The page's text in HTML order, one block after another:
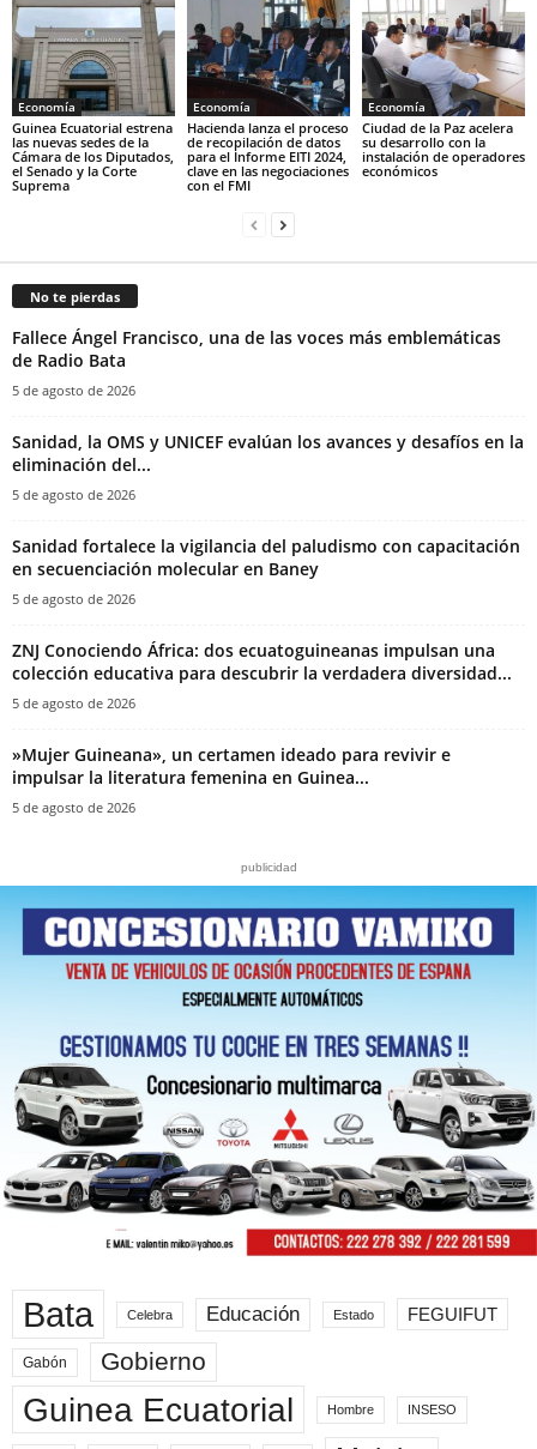
Economía
Guinea Ecuatorial estrena
las nuevas sedes de la
Cámara de los Diputados,
el Senado y la Corte
Suprema
Economía
Hacienda lanza el proceso
de recopilación de datos
para el Informe EITI 2024,
clave en las negociaciones
con el FMI
Economía
Ciudad de la Paz acelera
su desarrollo con la
instalación de operadores
económicos
No te pierdas
Fallece Ángel Francisco, una de las voces más emblemáticas
de Radio Bata
5 de agosto de 2026
Sanidad, la OMS y UNICEF evalúan los avances y desafíos en la
eliminación del...
5 de agosto de 2026
Sanidad fortalece la vigilancia del paludismo con capacitación
en secuenciación molecular en Baney
5 de agosto de 2026
ZNJ Conociendo África: dos ecuatoguineanas impulsan una
colección educativa para descubrir la verdadera diversidad...
5 de agosto de 2026
‎»Mujer Guineana», un certamen ideado para revivir e
impulsar la literatura femenina en Guinea...
5 de agosto de 2026
publicidad
Bata Celebra Educación Estado FEGUIFUT
Gabón Gobierno
Guinea Ecuatorial Hombre INSESO